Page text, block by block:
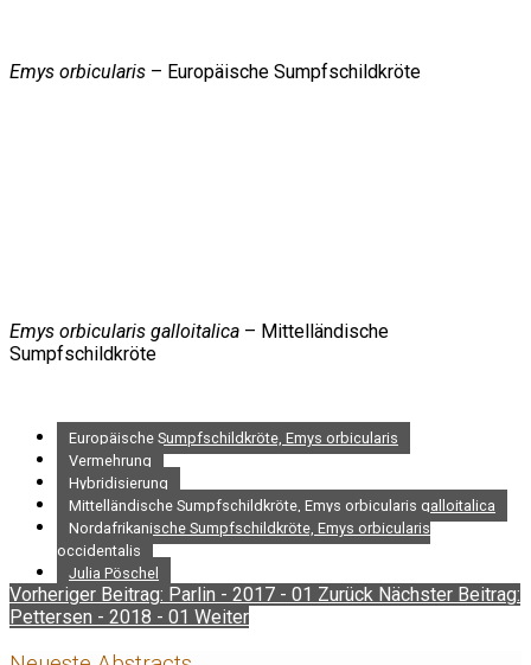
Emys orbicularis – Europäische Sumpfschildkröte
Emys orbicularis galloitalica – Mittelländische
Sumpfschildkröte
Europäische Sumpfschildkröte, Emys orbicularis
Vermehrung
Hybridisierung
Mittelländische Sumpfschildkröte, Emys orbicularis galloitalica
Nordafrikanische Sumpfschildkröte, Emys orbicularis
occidentalis
Julia Pöschel
Vorheriger Beitrag: Parlin - 2017 - 01 Zurück Nächster Beitrag:
Pettersen - 2018 - 01 Weiter